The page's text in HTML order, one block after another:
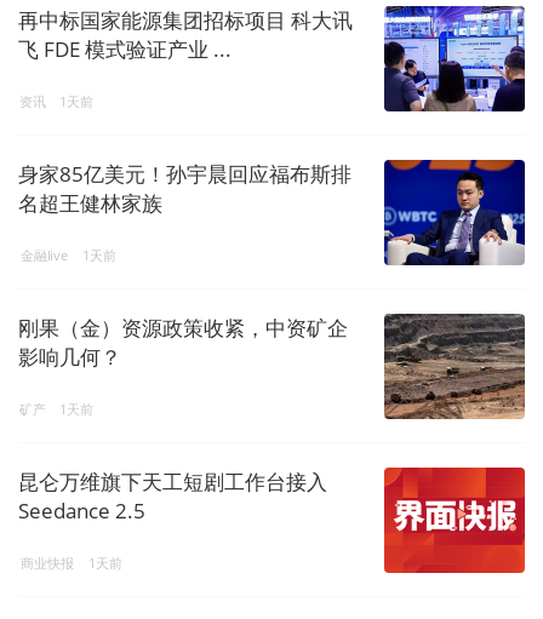
再中标国家能源集团招标项目 科大讯
飞 FDE 模式验证产业 ...
资讯 1天前
身家85亿美元！孙宇晨回应福布斯排
名超王健林家族
金融live 1天前
刚果（金）资源政策收紧，中资矿企
影响几何？
矿产 1天前
昆仑万维旗下天工短剧工作台接入
Seedance 2.5
商业快报 1天前